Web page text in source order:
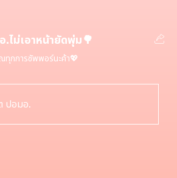
.ไม่เอาหน้ายัดพุ่ม🌳
ทุกการซัพพอร์นะค้า💖
ปอมอ.